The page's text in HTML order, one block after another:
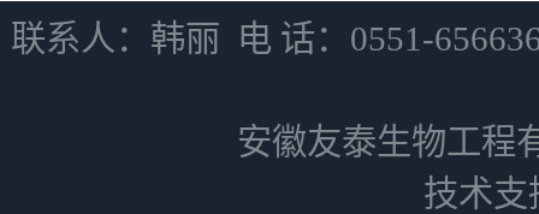
联系人：韩丽 电 话：0551-
安徽友泰生物工程
技术